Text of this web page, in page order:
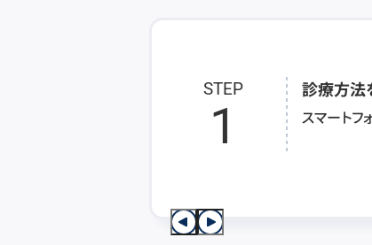
STEP
1
診療方法
スマートフ